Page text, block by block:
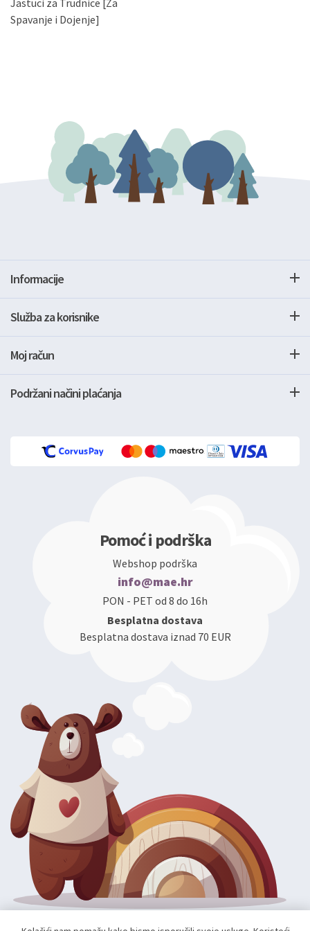
gore navedenu adresu ili e-mailom na adresu:
Jastuci za Trudnice [Za
Spavanje i Dojenje]
Informacije
Služba za korisnike
Moj račun
Podržani načini plaćanja
Pomoć i podrška
Webshop podrška
info@mae.hr
PON - PET od 8 do 16h
Besplatna dostava
Besplatna dostava iznad 70 EUR